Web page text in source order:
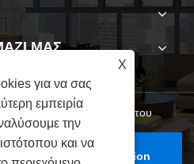
ΜΑΣ
XML | Πολιτική Απορρήτου
© 2024 Wenzhou Hivision
X
για να σας
εμπειρία
την
και να